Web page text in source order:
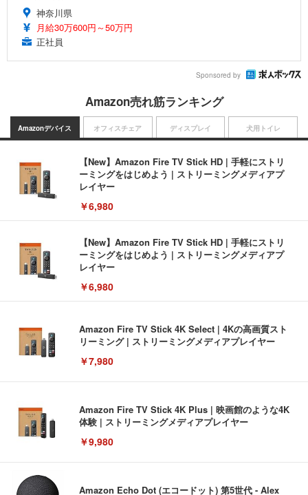
神奈川県
月給30万600円～50万円
正社員
Sponsored by
Amazon売れ筋ランキング
Amazonデバイス
【New】Amazon Fire TV Stick HD | 手軽にストリ
ーミングをはじめよう | ストリーミングメディアプ
レイヤー
￥6,980
【New】Amazon Fire TV Stick HD | 手軽にストリ
ーミングをはじめよう | ストリーミングメディアプ
レイヤー
￥6,980
Amazon Fire TV Stick 4K Select | 4Kの高画質スト
リーミング | ストリーミングメディアプレイヤー
￥7,980
Amazon Fire TV Stick 4K Plus | 映画館のような4K
体験 | ストリーミングメディアプレイヤー
￥9,980
Amazon Echo Dot (エコードット) 第5世代 - Alex
オフィスチェア ディスプレイ 犬用トイレ